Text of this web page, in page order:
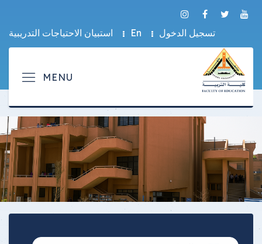
تسجيل الدخول En استبيان الاحتياجات التدريبية